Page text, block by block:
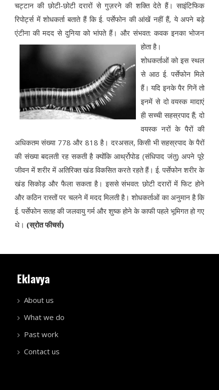
चट्टान की छोटी-छोटी दरारों से गुज़रने की शक्ति देते हैं। साइंटिफिक
रिपोर्ट्स में शोधकर्ता बताते हैं कि ई. पर्सेफोन की आंखें नहीं हैं, ये अपने बड़े
एंटीना की मदद से दुनिया को भांपते हैं। और संभवत: कवक इनका भोजन
होता है।
शोधकर्ताओं को इस स्थल
से आठ ई. पर्सेफोन मिले
हैं। यदि इनके पैर गिनें तो
इनमें से दो वयस्क मादाएं
ही सच्ची सहस्रपाद हैं; दो
वयस्क नरों के पैरों की
अधिकतम संख्या 778 और 818 है। दरअसल, किसी भी सहस्रपाद के पैरों
की संख्या बदलती रह सकती है क्योंकि आर्थ्रोपोड (संधिपाद जंतु) अपने पूरे
जीवन में शरीर में अतिरिक्त खंड विकसित करते रहते हैं। ई. पर्सेफोन शरीर के
खंड सिकोड़ और फैला सकता है। इससे संभवत: छोटी दरारों में फिट होने
और कठिन रास्तों पर चलने में मदद मिलती है। शोधकर्ताओं का अनुमान है कि
ई. पर्सेफोन सतह की जलवायु गर्म और शुष्क होने के काफी पहले भूमिगत हो गए
थे। (स्रोत फीचर्स)
Eklavya
About us
What we do
Past work
Contact us